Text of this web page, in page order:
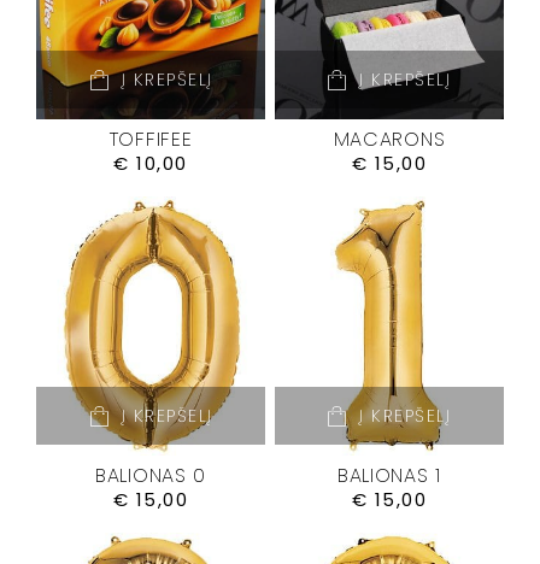
Į KREPŠELĮ
TOFFIFEE
€ 10,00
Į KREPŠELĮ
MACARONS
€ 15,00
Į KREPŠELĮ
BALIONAS 0
€ 15,00
Į KREPŠELĮ
BALIONAS 1
€ 15,00